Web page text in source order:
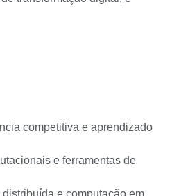
competitiva e aprendizado
e ferramentas de
e computação em